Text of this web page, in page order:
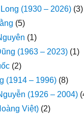
(1930 – 2026) (3)
(5)
(1)
(1963 – 2023) (1)
(2)
(1914 – 1996) (8)
(1926 – 2004)
Việt) (2)